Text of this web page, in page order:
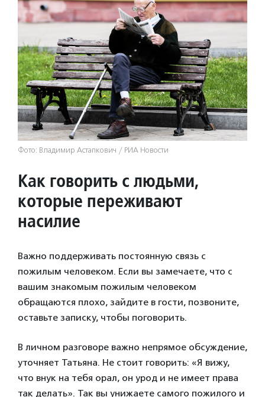
Фото: Владимир Астапкович / РИА Новости
Как говорить с людьми,
которые переживают
насилие
Важно поддерживать постоянную связь с
пожилым человеком. Если вы замечаете, что с
вашим знакомым пожилым человеком
обращаются плохо, зайдите в гости, позвоните,
оставьте записку, чтобы поговорить.
В личном разговоре важно непрямое обсуждение,
уточняет Татьяна. Не стоит говорить: «Я вижу,
что внук на тебя орал, он урод и не имеет права
так делать». Так вы унижаете самого пожилого и